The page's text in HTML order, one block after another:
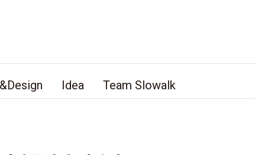
Idea Team Slowalk